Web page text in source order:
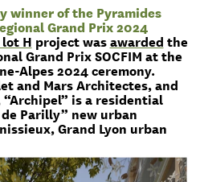
winner of the Pyramides
Grand Prix 2024
H project wasawarded the
Grand Prix SOCFIM at the
Alpes 2024 ceremony.
and Mars Architectes, and
“Archipel” is a residential
Parilly” new urban
Grand Lyon urban